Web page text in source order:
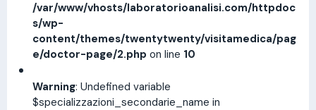
/var/www/vhosts/laboratorioanalisi.com/httpdoc
s/wp-
content/themes/twentytwenty/visitamedica/pag
e/doctor-page/2.php on line 10
Warning: Undefined variable
$specializzazioni_secondarie_name in